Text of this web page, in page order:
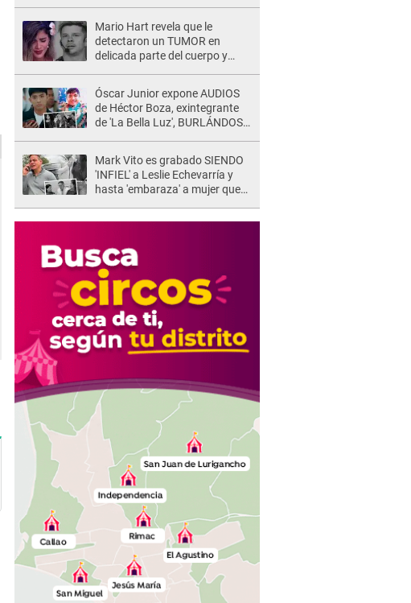
Mario Hart revela que le
detectaron un TUMOR en
delicada parte del cuerpo y
muy fuertes..."
Óscar Junior expone AUDIOS
de Héctor Boza, exintegrante
de 'La Bella Luz', BURLÁNDOSE
Mark Vito es grabado SIENDO
'INFIEL' a Leslie Echevarría y
hasta 'embaraza' a mujer que